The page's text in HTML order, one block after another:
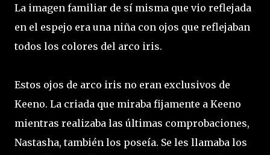
La imagen familiar de sí misma que vio reflejada
en el espejo era una niña con ojos que reflejaban
todos los colores del arco iris.
Estos ojos de arco iris no eran exclusivos de
Keeno. La criada que miraba fijamente a Keeno
mientras realizaba las últimas comprobaciones,
Nastasha, también los poseía. Se les llamaba los